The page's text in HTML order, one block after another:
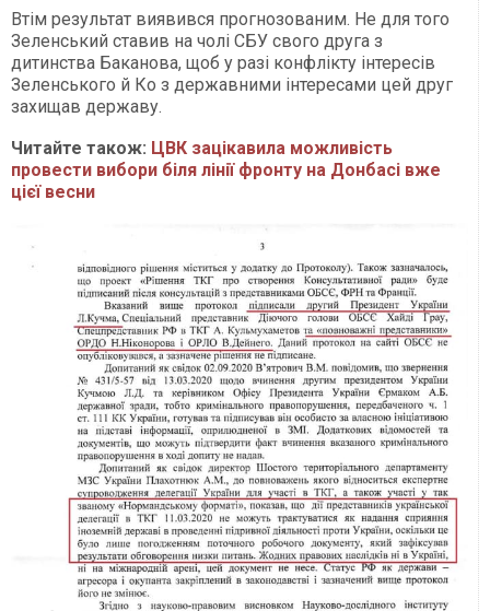
Втім результат виявився прогнозованим. Не для того
Зеленський ставив на чолі СБУ свого друга з
дитинства Баканова, щоб у разі конфлікту інтересів
Зеленського й Ко з державними інтересами цей друг
захищав державу.
Читайте також: ЦВК зацікавила можливість
провести вибори біля лінії фронту на Донбасі вже
цієї весни